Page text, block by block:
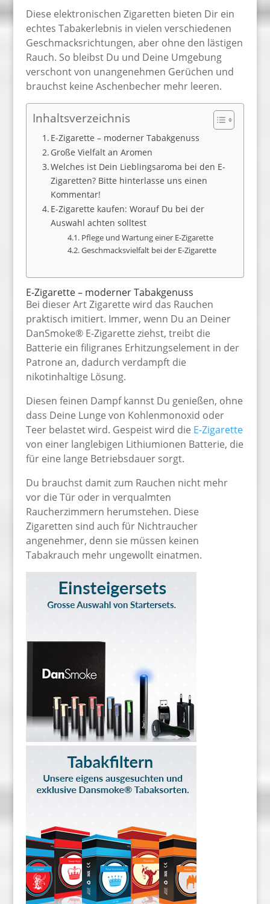
Diese elektronischen Zigaretten bieten Dir ein
echtes Tabakerlebnis in vielen verschiedenen
Geschmacksrichtungen, aber ohne den lästigen
Rauch. So bleibst Du und Deine Umgebung
verschont von unangenehmen Gerüchen und
brauchst keine Aschenbecher mehr leeren.
Inhaltsverzeichnis
E-Zigarette – moderner Tabakgenuss
Große Vielfalt an Aromen
Welches ist Dein Lieblingsaroma bei den E-
Zigaretten? Bitte hinterlasse uns einen
Kommentar!
E-Zigarette kaufen: Worauf Du bei der
Auswahl achten solltest
Pflege und Wartung einer E-Zigarette
Geschmacksvielfalt bei der E-Zigarette
E-Zigarette – moderner Tabakgenuss
Bei dieser Art Zigarette wird das Rauchen
praktisch imitiert. Immer, wenn Du an Deiner
DanSmoke® E-Zigarette ziehst, treibt die
Batterie ein filigranes Erhitzungselement in der
Patrone an, dadurch verdampft die
nikotinhaltige Lösung.
Diesen feinen Dampf kannst Du genießen, ohne
dass Deine Lunge von Kohlenmonoxid oder
Teer belastet wird. Gespeist wird die E-Zigarette
von einer langlebigen Lithiumionen Batterie, die
für eine lange Betriebsdauer sorgt.
Du brauchst damit zum Rauchen nicht mehr
vor die Tür oder in verqualmten
Raucherzimmern herumstehen. Diese
Zigaretten sind auch für Nichtraucher
angenehmer, denn sie müssen keinen
Tabakrauch mehr ungewollt einatmen.